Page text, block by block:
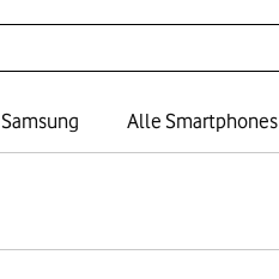
Samsung Alle Smartphones